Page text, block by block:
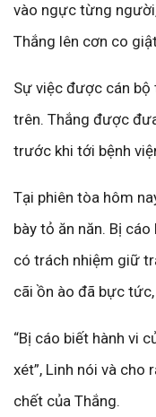
vào ngực từng
Thắng lên cơn co
Sự việc được cán bộ
trên. Thắng được
trước khi tới bệnh
Tại phiên tòa hôm
bày tỏ ăn năn. Bị
có trách nhiệm giữ
cãi ồn ào đã bực
“Bị cáo biết hành vi
xét”, Linh nói và cho
chết của Thắng.